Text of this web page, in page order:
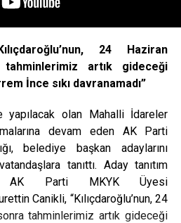
24 Haziran
artık gideceği
İnce sıkı davranamadı”
olan Mahalli İdareler
devam eden AK Parti
belediye başkan adaylarını
tanıttı. Aday tanıtım
AK Parti MKYK Üyesi
Canikli, “Kılıçdaroğlu’nun, 24
tahminlerimiz artık gideceği